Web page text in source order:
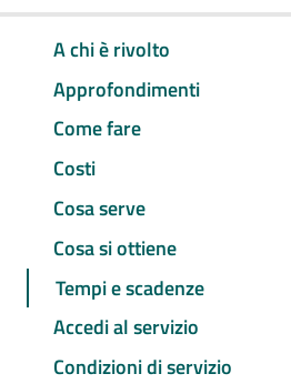
A chi è rivolto
Approfondimenti
Come fare
Costi
Cosa serve
Cosa si ottiene
Tempi e scadenze
Accedi al servizio
Condizioni di servizio